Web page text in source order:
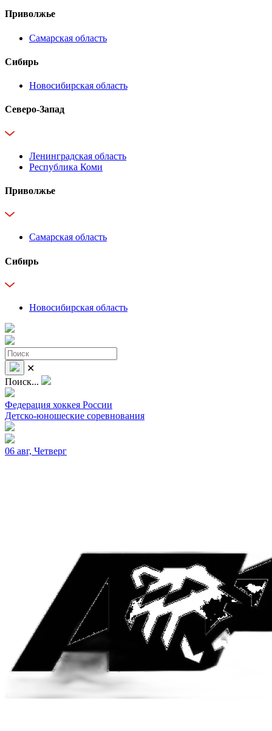
Приволжье
Самарская область
Сибирь
Новосибирская область
Северо-Запад
Ленинградская область
Республика Коми
Приволжье
Самарская область
Сибирь
Новосибирская область
✕
Поиск...
Федерация хоккея России
Детско-юношеские соревнования
06 авг, Четверг